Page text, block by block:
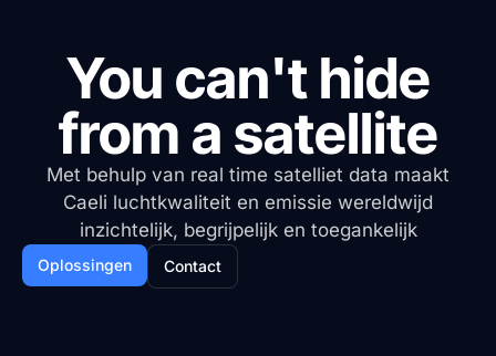
You can't hide
from a satellite
Met behulp van real time satelliet data maakt
Caeli luchtkwaliteit en emissie wereldwijd
inzichtelijk, begrijpelijk en toegankelijk
Oplossingen Contact